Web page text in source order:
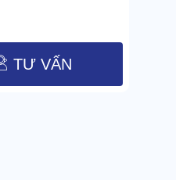
TƯ VẤN